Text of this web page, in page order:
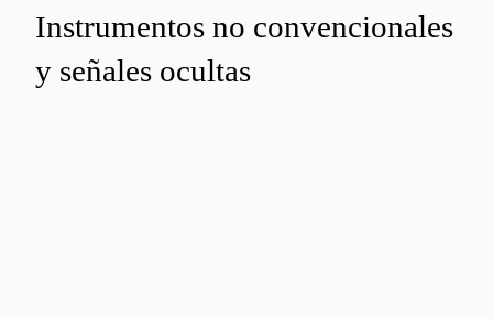
Instrumentos no convencionales
y señales ocultas